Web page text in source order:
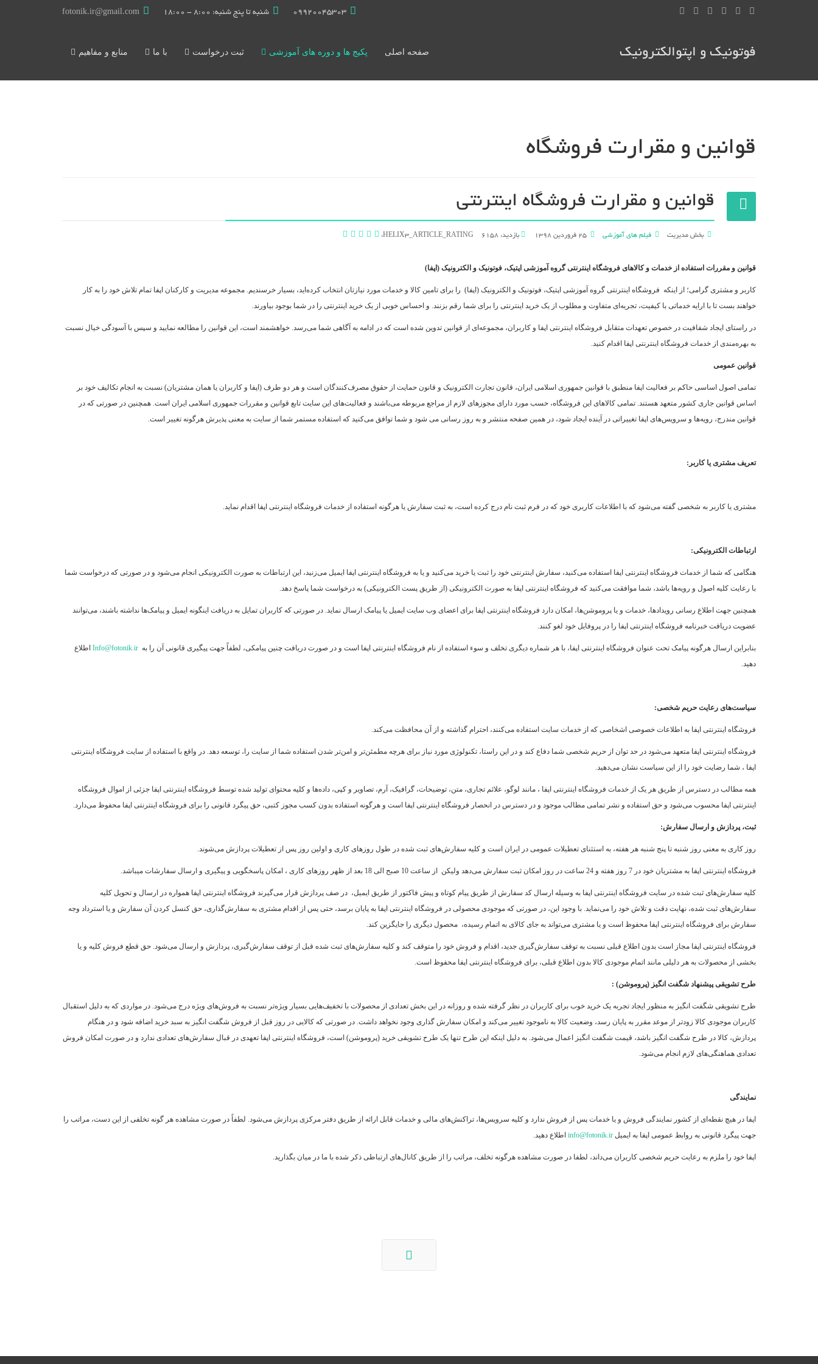
شنبه تا پنج شنبه: 8:00 - 18:00 fotonik.ir@gmail.com
فوتونیک و اپتوالکترونیک صفحه اصلی پکیج ها و دوره های آموزشی ثبت درخواست با ما منابع و مفاهیم
قوانین و مقرارت فروشگاه
قوانین و مقرارت فروشگاه اینترنتی
بخش مدیریت فیلم های آموزشی 25 فروردين 1398 بازدید: 6158 HELIX3_ARTICLE_RATING:
قوانین و مقررات استفاده از خدمات و کالاهای فروشگاه اینترنتی گروه آموزشی اپتیک، فوتونیک و الکترونیک (اپفا)
کاربر و مشتری گرامی؛ از اینکه فروشگاه اینترنتی گروه آموزشی اپتیک، فوتونیک و الکترونیک (اپفا) را برای تامین کالا و خدمات مورد نیازتان انتخاب کرده‌اید، بسیار خرسندیم. مجموعه مدیریت و کارکنان اپفا تمام تلاش خود را به کار
خواهند بست تا با ارایه خدماتی با کیفیت، تجربه‌ای متفاوت و مطلوب از یک خرید اینترنتی را برای شما رقم بزنند. و احساس خوبی از یک خرید اینترنتی را در شما بوجود بیاورند.
در راستای ایجاد شفافیت در خصوص تعهدات متقابل فروشگاه اینترنتی اپفا و کاربران، مجموعه‌ای از قوانین تدوین شده است که در ادامه به آگاهی شما می‌رسد. خواهشمند است، این قوانین را مطالعه نمایید و سپس با آسودگی خیال نسبت
به بهره‌مندی از خدمات فروشگاه اینترنتی اپفا اقدام کنید.
قوانین عمومی
تمامی اصول اساسی حاکم بر فعالیت اپفا منطبق با قوانین جمهوری اسلامی ایران، قانون تجارت الکترونیک و قانون حمایت از حقوق مصرف‌کنند‌گان است و هر دو طرف (اپفا و کاربران یا همان مشتریان) نسبت به انجام تکالیف خود بر
اساس قوانین جاری کشور متعهد هستند. تمامی کالاهای این فروشگاه، حسب مورد دارای مجوزهای لازم از مراجع مربوطه می‌باشند و فعالیت‌های این سایت تابع قوانین و مقررات جمهوری اسلامی ایران است. همچنین در صورتی که در
قوانین مندرج، رویه‏‌ها و سرویس‏‌های اپفا تغییراتی در آینده ایجاد شود، در همین صفحه منتشر و به روز رسانی می شود و شما توافق می‏‌کنید که استفاده مستمر شما از سایت به معنی پذیرش هرگونه تغییر است.
تعریف مشتری یا کاربر:
مشتری یا کاربر به شخصی گفته می‌شود که با اطلاعات کاربری خود که در فرم ثبت نام درج کرده است، به ثبت سفارش یا هرگونه استفاده از خدمات فروشگاه اینترنتی اپفا اقدام نماید.
ارتباطات الکترونیکی:
هنگامی که شما از خدمات فروشگاه اینترنتی اپفا استفاده می‏‌کنید، سفارش اینترنتی خود را ثبت یا خرید می‏‌کنید و یا به فروشگاه اینترنتی اپفا ایمیل می‏‌زنید، این ارتباطات به صورت الکترونیکی انجام می‏‌شود و در صورتی که درخواست شما
با رعایت کلیه اصول و رویه‏‌ها باشد، شما موافقت می‌‏کنید که فروشگاه اینترنتی اپفا به صورت الکترونیکی (از طریق پست الکترونیکی) به درخواست شما پاسخ دهد.
همچنین جهت اطلاع رسانی رویدادها، خدمات و یا پروموشن‌ها، امکان دارد فروشگاه اینترنتی اپفا برای اعضای وب سایت ایمیل یا پیامک ارسال نماید. در صورتی که کاربران تمایل به دریافت اینگونه ایمیل و پیامک‌ها نداشته باشند، می‌توانند
عضویت دریافت خبرنامه فروشگاه اینترنتی اپفا را در پروفایل خود لغو کنند.
بنابراین ارسال هرگونه پیامک تحت عنوان فروشگاه اینترنتی اپفا، با هر شماره دیگری تخلف و سوء استفاده از نام فروشگاه اینترنتی اپفا است و در صورت دریافت چنین پیامکی، لطفاً جهت پیگیری قانونی آن را به Info@fotonik.ir اطلاع
دهید.
سیاست‏‌های رعایت حریم شخصی:
فروشگاه اینترنتی اپفا به اطلاعات خصوصی اشخاصى که از خدمات سایت استفاده می‏‌کنند، احترام گذاشته و از آن محافظت می‏‌کند.
فروشگاه اینترنتی اپفا متعهد می‏‌شود در حد توان از حریم شخصی شما دفاع کند و در این راستا، تکنولوژی مورد نیاز برای هرچه مطمئن‏‌تر و امن‏‌تر شدن استفاده شما از سایت را، توسعه دهد. در واقع با استفاده از سایت فروشگاه اینترنتی
اپفا ، شما رضایت خود را از این سیاست نشان می‏‌دهید.
همه مطالب در دسترس از طریق هر یک از خدمات فروشگاه اینترنتی اپفا ، مانند لوگو، علائم تجاری، متن، توضیحات، گرافیک، آرم، تصاویر و کپی، داده‌ها و کلیه محتوای تولید شده توسط فروشگاه اینترنتی اپفا جزئی از اموال فروشگاه
اینترنتی اپفا محسوب می‏‌شود و حق استفاده و نشر تمامی مطالب موجود و در دسترس در انحصار فروشگاه اینترنتی اپفا است و هرگونه استفاده بدون کسب مجوز کتبی، حق پیگرد قانونی را برای فروشگاه اینترنتی اپفا محفوظ می‏‌دارد.
ثبت، پردازش و ارسال سفارش:
روز کاری به معنی روز شنبه تا پنج شنبه هر هفته، به استثنای تعطیلات عمومی در ایران است و کلیه سفارش‏‌های ثبت شده در طول روزهای کاری و اولین روز پس از تعطیلات پردازش می‌‏شوند.
فروشگاه اینترنتی اپفا به مشتریان خود در 7 روز هفته و 24 ساعت در روز امکان ثبت سفارش می‌‏دهد ولیکن از ساعت 10 صبح الی 18 بعد از ظهر روزهای کاری ، امکان پاسخگویی و پیگیری و ارسال سفارشات میباشد.
کلیه سفارش‌‏های ثبت شده در سایت فروشگاه اینترنتی اپفا به وسیله ارسال کد سفارش از طریق پیام کوتاه و پیش فاکتور از طریق ایمیل، در صف پردازش قرار می‏‌گیرند فروشگاه اینترنتی اپفا همواره در ارسال و تحویل کلیه
سفارش‌‏های ثبت شده، نهایت دقت و تلاش خود را می‏‌نماید. با وجود این، در صورتی که موجودی محصولی در فروشگاه اینترنتی اپفا به پایان برسد، حتی پس از اقدام مشتری به سفارش‌‏گذاری، حق کنسل کردن آن سفارش و یا استرداد وجه
سفارش برای فروشگاه اینترنتی اپفا محفوظ است و یا مشتری می‏‌تواند به جای کالای به اتمام رسیده، محصول دیگری را جایگزین کند.
فروشگاه اینترنتی اپفا مجاز است بدون اطلاع قبلی نسبت به توقف سفارش‌‏گیری جدید، اقدام و فروش خود را متوقف کند و کلیه سفارش‌‏های ثبت شده قبل از توقف سفارش‌‏گیری، پردازش و ارسال می‌‏شود. حق قطع فروش کلیه و یا
بخشی از محصولات به هر دلیلی مانند اتمام موجودی کالا بدون اطلاع قبلی، برای فروشگاه اینترنتی اپفا محفوظ است.
طرح تشویقی پیشنهاد شگفت انگیز (پروموشن) :
طرح تشویقی شگفت انگیز به منظور ایجاد تجربه یک خرید خوب برای کاربران در نظر گرفته شده و روزانه در این بخش تعدادی از محصولات با تخفیف‏‌هایی بسیار ویژه‏‌تر نسبت به فروش‌‏های ویژه درج می‏‌شود. در مواردی که به دلیل استقبال
کاربران موجودی کالا زودتر از موعد مقرر به پایان رسد، وضعیت کالا به ناموجود تغییر می‏‌کند و امکان سفارش گذاری وجود نخواهد داشت. در صورتی که کالایی در روز قبل از فروش شگفت انگیز به سبد خرید اضافه شود و در هنگام
پردازش، کالا در طرح شگفت انگیز باشد، قیمت شگفت انگیز اعمال می‏‌شود. به دلیل اینکه این طرح تنها یک طرح تشویقی خرید (پروموشن) است، فروشگاه اینترنتی اپفا تعهدی در قبال سفارش‌‏های تعدادی ندارد و در صورت امکان فروش
تعدادی هماهنگی‌‏های لازم انجام می‏‌شود.
نمایندگی
اپفا در هیچ نقطه‏‌ای از کشور نمایندگی فروش و یا خدمات پس از فروش ندارد و کلیه سرویس‌‏ها، تراکنش‏‌های مالی و خدمات قابل ارائه از طریق دفتر مرکزی پردازش می‏‌شود. لطفاً در صورت مشاهده هر گونه تخلفی از این دست، مراتب را
جهت پیگرد قانونی به روابط عمومی اپفا به ایمیل info@fotonik.ir اطلاع دهید.
اپفا خود را ملزم به رعایت حریم شخصی کاربران می‌داند، لطفا در صورت مشاهده هرگونه تخلف، مراتب را از طریق کانال‏‌های ارتباطی ذکر شده با ما در میان بگذارید.